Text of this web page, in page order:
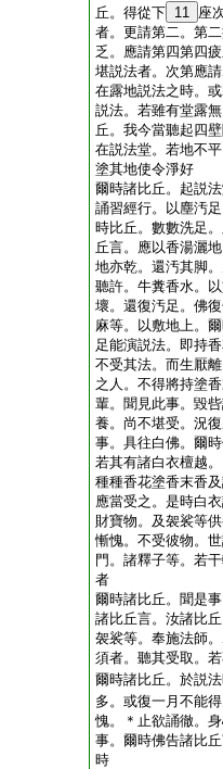
丘。得從下 11 座
者。更請第二。第
乏。應請第四第四
堪説法者。次第應
在露地説法之時。
説法。若雖有堂露
丘。我今當聽起四
在説法堂。若地不
塗其地使令淨好
爾時諸比丘。起説
誦習經行。以塵汚
時比丘。數數洗足
丘言。應以香湯灑
地亦乾。還汚其脚
聽許。牛糞香水。
壞。還復汚足。佛
麻等。以敷地上。
足能演説法。即持
不受其法。而生厭
之人。不得將持塗
輩。聞見此事。毀
養。尚不堪受。況
事。具往白佛。爾
若其有諸白衣檀越
種種香花塗香末香
應當受之。是時白
財寶物。及袈裟等
慚愧。不受彼物。
門。諸釋子等。若
者
爾時諸比丘。聞是
諸比丘言。汝諸比
袈裟等。奉施法師
須者。聽其受取。
爾時諸比丘。於説
多。或復一月不能
愧。＊止欲誦徹。
事。爾時佛告諸比
時